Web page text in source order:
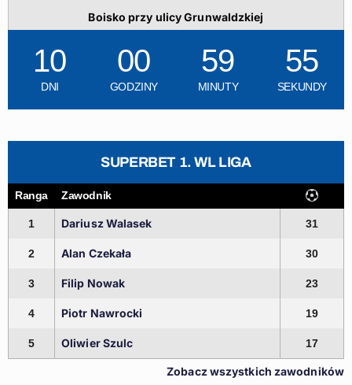
Boisko przy ulicy Grunwaldzkiej
10
DNI
00
GODZINY
59
MINUTY
54
SEKUNDY
SUPERBET 1. WL LIGA
Ranga Zawodnik
1 Dariusz Walasek 31
2 Alan Czekała 30
3 Filip Nowak 23
4 Piotr Nawrocki 19
5 Oliwier Szulc 17
Zobacz wszystkich zawodników